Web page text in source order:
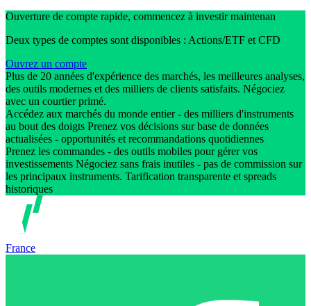
Ouverture de compte rapide, commencez à investir maintenan
Deux types de comptes sont disponibles : Actions/ETF et CFD
Ouvrez un compte
Plus de 20 années d'expérience des marchés, les meilleures analyses,
des outils modernes et des milliers de clients satisfaits. Négociez
avec un courtier primé.
Accédez aux marchés du monde entier - des milliers d'instruments
au bout des doigts Prenez vos décisions sur base de données
actualisées - opportunités et recommandations quotidiennes
Prenez les commandes - des outils mobiles pour gérer vos
investissements Négociez sans frais inutiles - pas de commission sur
les principaux instruments. Tarification transparente et spreads
historiques
France